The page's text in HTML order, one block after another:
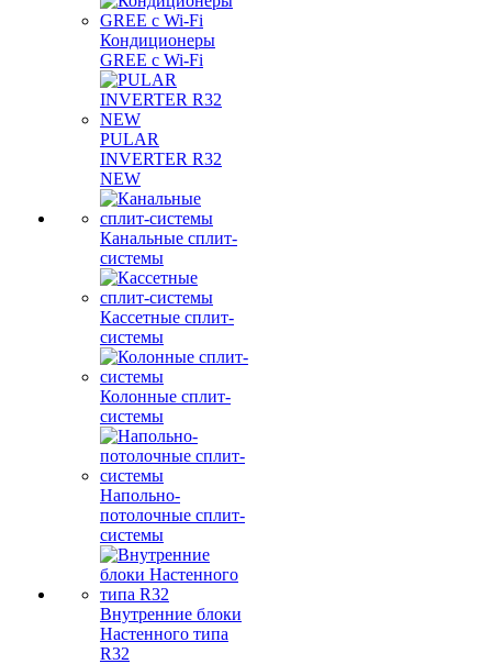
Кондиционеры
GREE с Wi-Fi
PULAR
INVERTER R32
NEW
Канальные сплит-
системы
Кассетные сплит-
системы
Колонные сплит-
системы
Напольно-
потолочные сплит-
системы
Внутренние блоки
Настенного типа
R32